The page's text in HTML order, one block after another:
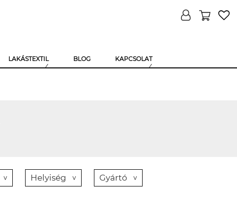
LAKÁSTEXTIL BLOG KAPCSOLAT
Helyiség Gyártó